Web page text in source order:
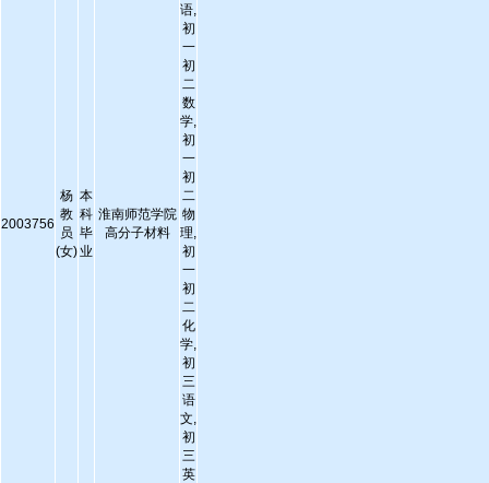
2003756
杨
教
员
(女)
本
科
毕
业
淮南师范学院
高分子材料
语,
初
一
初
二
数
学,
初
一
初
二
物
理,
初
一
初
二
化
学,
初
三
语
文,
初
三
英